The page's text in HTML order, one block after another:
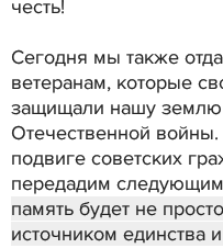
честь!
Сегодня мы также
ветеранам, которые
защищали нашу
Отечественной
подвиге советских
передадим
память будет не
источником единства